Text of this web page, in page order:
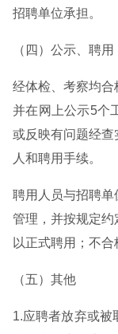
招聘单位承担。
（四）公示、聘用
经体检、考察均合
并在网上公示5个
或反映有问题经
人和聘用手续。
聘用人员与招聘单
管理，并按规定
以正式聘用；不合
（五）其他
1.应聘者放弃或被